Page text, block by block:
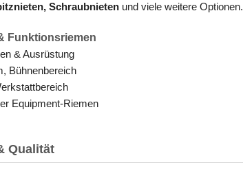
Schraubnieten und viele weitere Optionen.
Funktionsriemen
& Ausrüstung
Bühnenbereich
Equipment-Riemen
Qualität